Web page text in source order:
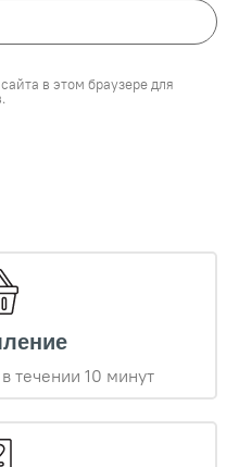
в этом браузере для
течении 10 минут